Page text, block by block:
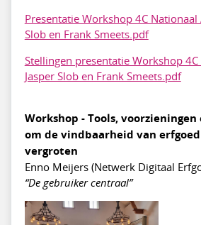
Presentatie Workshop 4C Nationaal
Slob en Frank Smeets.pdf
Stellingen presentatie Workshop
Jasper Slob en Frank Smeets.pdf
Workshop - Tools,
om de vindbaarheid van
vergroten
Enno Meijers (Netwerk Digitaal
“De gebruiker centraal”